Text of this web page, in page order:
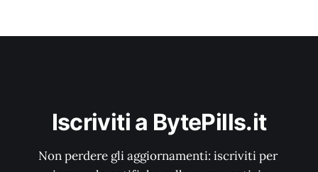
Iscriviti a BytePills.it
Non perdere gli aggiornamenti: iscriviti per